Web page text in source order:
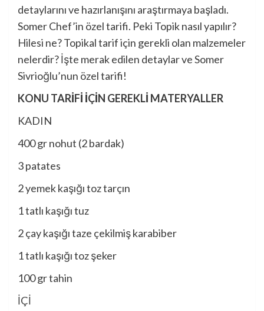
detaylarını ve hazırlanışını araştırmaya başladı.
Somer Chef’in özel tarifi. Peki Topik nasıl yapılır?
Hilesi ne? Topikal tarif için gerekli olan malzemeler
nelerdir? İşte merak edilen detaylar ve Somer
Sivrioğlu’nun özel tarifi!
KONU TARİFİ İÇİN GEREKLİ MATERYALLER
KADIN
400 gr nohut (2 bardak)
3 patates
2 yemek kaşığı toz tarçın
1 tatlı kaşığı tuz
2 çay kaşığı taze çekilmiş karabiber
1 tatlı kaşığı toz şeker
100 gr tahin
İÇİ